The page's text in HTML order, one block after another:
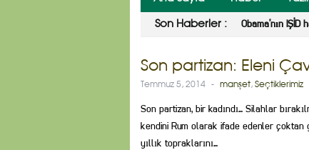
Son Haberler : Obama’nın
Son partizan: Eleni
Temmuz 5, 2014 - manşet, Seçtiklerimiz
Son partizan, bir kadındı… Silahlar
kendini Rum olarak ifade edenler çoktan
yıllık topraklarını…